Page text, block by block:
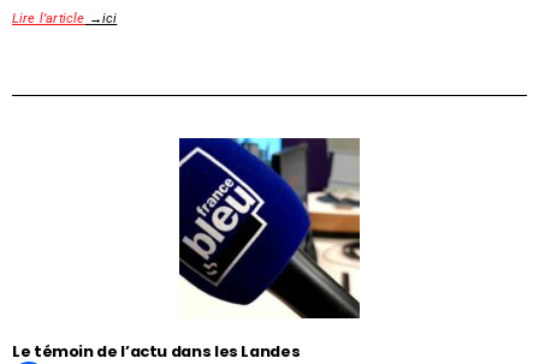
Lire l’article →ici
Le témoin de l’actu dans les Landes